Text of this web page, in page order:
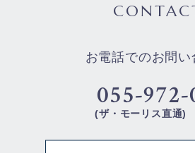
お電話でのお問い
055-972-
(ザ・モーリス直通)